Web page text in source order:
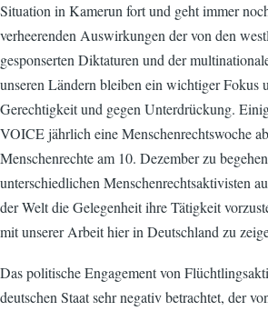
Situation in Kamerun fort und geht immer
verheerenden Auswirkungen der von den
gesponserten Diktaturen und der
unseren Ländern bleiben ein wichtiger Fokus
Gerechtigkeit und gegen Unterdrückung.
VOICE jährlich eine Menschenrechtswoche
Menschenrechte am 10. Dezember zu
unterschiedlichen Menschenrechtsaktivisten
der Welt die Gelegenheit ihre Tätigkeit
mit unserer Arbeit hier in Deutschland zu
Das politische Engagement von
deutschen Staat sehr negativ betrachtet, der